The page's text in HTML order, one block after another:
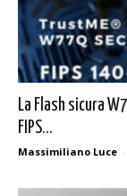
La Flash sicura
FIPS...
Massimiliano Luce -